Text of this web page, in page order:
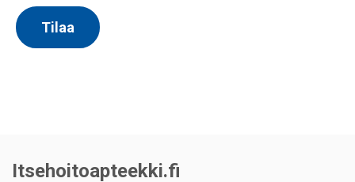
Itsehoitoapteekki.fi